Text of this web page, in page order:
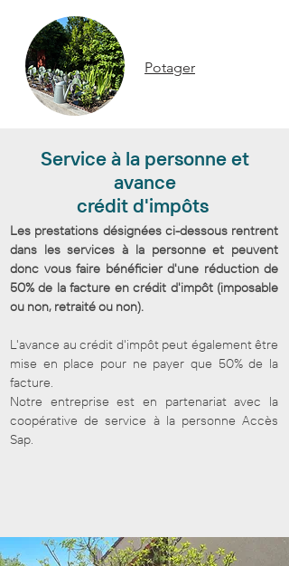
Potager
Service à la personne et
avance
crédit d'impôts
Les prestations désignées ci-dessous rentrent
dans les services à la personne et peuvent
donc vous faire bénéficier d'une réduction de
50% de la facture en crédit d'impôt (imposable
ou non, retraité ou non).
L'avance au crédit d'impôt peut également être
mise en place pour ne payer que 50% de la
facture.
Notre entreprise est en partenariat avec la
coopérative de service à la personne Accès
Sap.